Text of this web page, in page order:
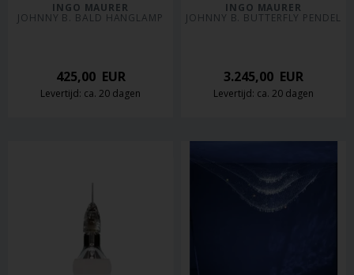
INGO MAURER
JOHNNY B. BALD HANGLAMP
425,00EUR
Levertijd: ca. 20 dagen
INGO MAURER
JOHNNY B. BUTTERFLY PENDEL
3.245,00 EUR
Levertijd: ca. 20 dagen